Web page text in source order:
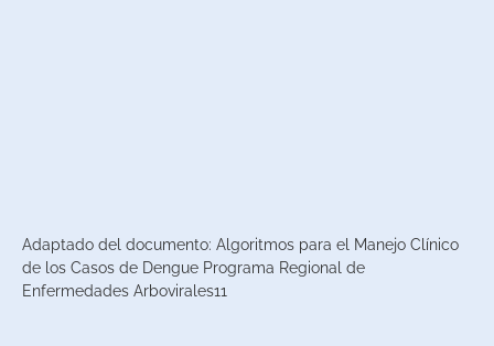
Adaptado del documento: Algoritmos para el Manejo Clínico
de los Casos de Dengue Programa Regional de
Enfermedades Arbovirales11